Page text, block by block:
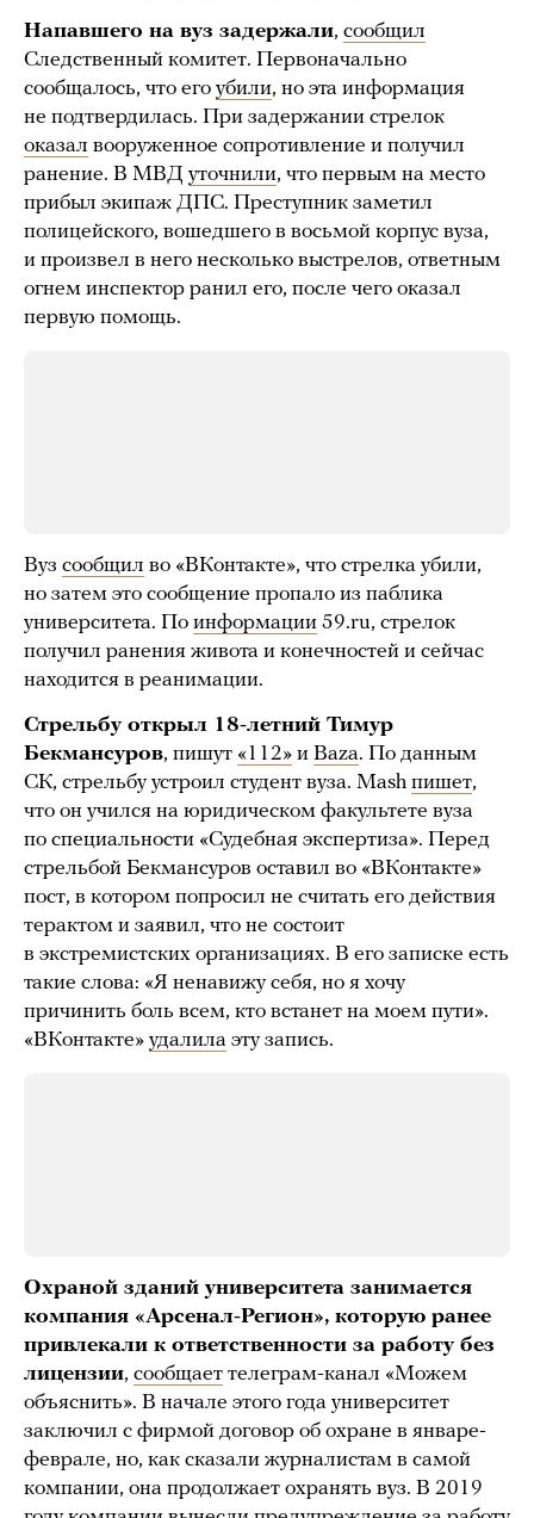
Напавшего на вуз задержали, сообщил
Следственный комитет. Первоначально
сообщалось, что его убили, но эта информация
не подтвердилась. При задержании стрелок
оказал вооруженное сопротивление и получил
ранение. В МВД уточнили, что первым на место
прибыл экипаж ДПС. Преступник заметил
полицейского, вошедшего в восьмой корпус вуза,
и произвел в него несколько выстрелов, ответным
огнем инспектор ранил его, после чего оказал
первую помощь.
Вуз сообщил во «ВКонтакте», что стрелка убили,
но затем это сообщение пропало из паблика
университета. По информации 59.ru, стрелок
получил ранения живота и конечностей и сейчас
находится в реанимации.
Стрельбу открыл 18-летний Тимур
Бекмансуров, пишут «112» и Baza. По данным
СК, стрельбу устроил студент вуза. Mash пишет,
что он учился на юридическом факультете вуза
по специальности «Судебная экспертиза». Перед
стрельбой Бекмансуров оставил во «ВКонтакте»
пост, в котором попросил не считать его действия
терактом и заявил, что не состоит
в экстремистских организациях. В его записке есть
такие слова: «Я ненавижу себя, но я хочу
причинить боль всем, кто встанет на моем пути».
«ВКонтакте» удалила эту запись.
Охраной зданий университета занимается
компания «Арсенал-Регион», которую ранее
привлекали к ответственности за работу без
лицензии, сообщает телеграм-канал «Можем
объяснить». В начале этого года университет
заключил с фирмой договор об охране в январе-
феврале, но, как сказали журналистам в самой
компании, она продолжает охранять вуз. В 2019